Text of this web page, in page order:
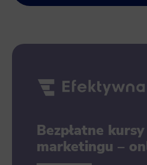
Bezpłatne
marketingu –